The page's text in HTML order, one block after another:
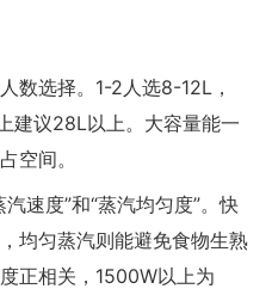
数选择。1-2人选8-12L，
建议28L以上。大容量能一
空间。
汽速度”和“蒸汽均匀度”。快
均匀蒸汽则能避免食物生熟
正相关，1500W以上为